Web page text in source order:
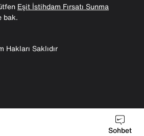
Eşit İstihdam Fırsatı Sunma
bak.
Hakları Saklıdır
Sohbet